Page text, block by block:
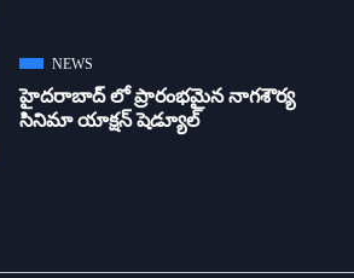
NEWS
హైదరాబాద్ లో ప్రారంభమైన నాగశౌర్య
సినిమా యాక్షన్ షెడ్యూల్